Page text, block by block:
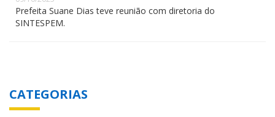
Prefeita Suane Dias teve reunião com diretoria do
SINTESPEM.
CATEGORIAS